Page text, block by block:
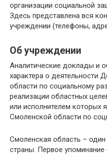
организации социальной
Здесь представлена вся
учреждении (телефоны,
Об учреждении
Аналитические доклады и
характера о деятельности
области по социальному
реализации областных
или исполнителем которых
Смоленской области по
Смоленская область –
страны. Первое